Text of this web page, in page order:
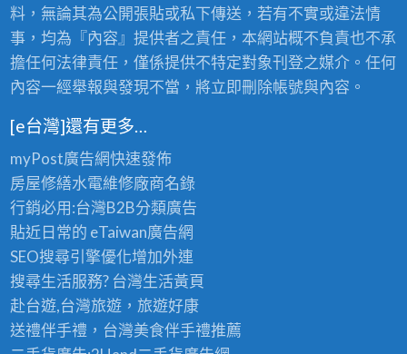
料，無論其為公開張貼或私下傳送，若有不實或違法情
事，均為『內容』提供者之責任，本網站概不負責也不承
擔任何法律責任，僅係提供不特定對象刊登之媒介。任何
內容一經舉報與發現不當，將立即刪除帳號與內容。
[e台灣]還有更多…
myPost廣告網快速發佈
房屋修繕水電維修廠商名錄
行銷必用:台灣B2B分類廣告
貼近日常的 eTaiwan廣告網
SEO搜尋引擎優化增加外連
搜尋生活服務? 台灣生活黃頁
赴台遊,台灣旅遊，旅遊好康
送禮伴手禮，台灣美食伴手禮推薦